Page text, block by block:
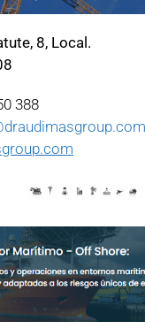
8, Local.
388